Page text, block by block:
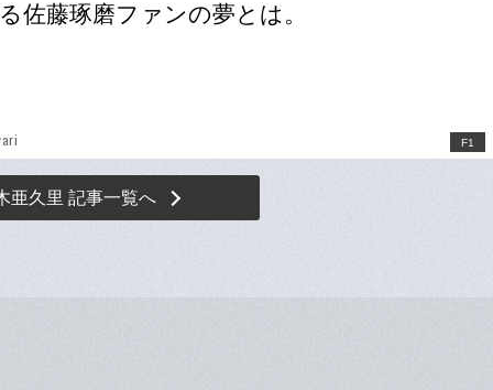
佐藤琢磨ファンの夢とは。
F1
亜久里 記事一覧へ